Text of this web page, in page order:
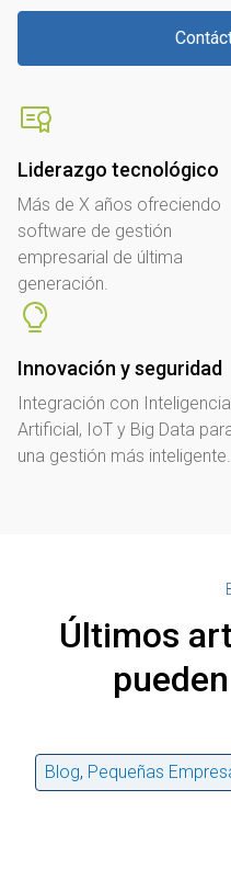
Liderazgo tecnológico
Más de X años ofreciendo
software de gestión
empresarial de última
generación.
Innovación y seguridad
Integración con Inteligencia
Artificial, IoT y Big Data
una gestión más inteligente.
Últimos
Blog, Pequeñas